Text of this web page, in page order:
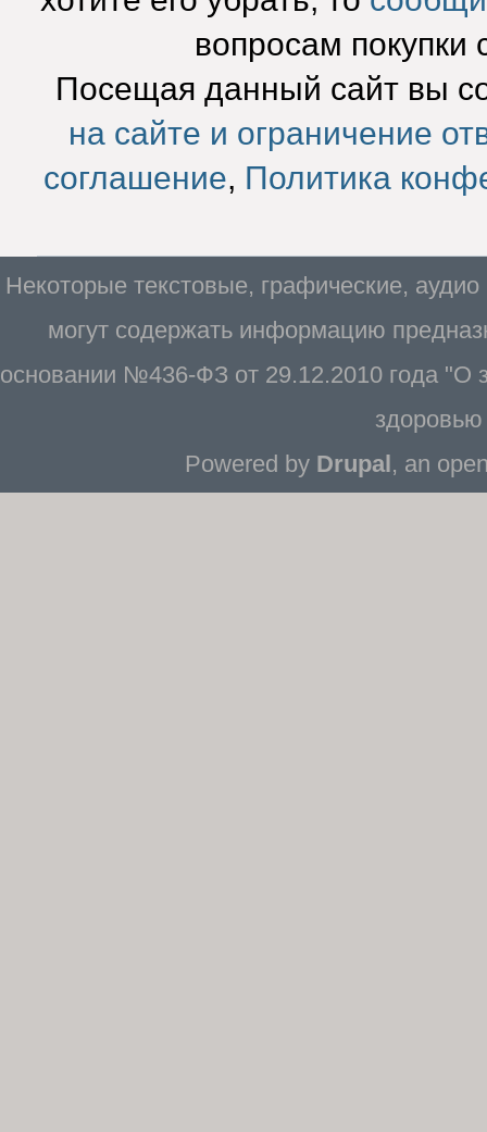
вопросам покупки
Посещая данный сайт вы
на сайте и ограничение
соглашение, Политика
Некоторые текстовые, графические,
могут содержать информацию
основании №436-ФЗ от 29.12.2010 года "О
Powered by Drupal, an